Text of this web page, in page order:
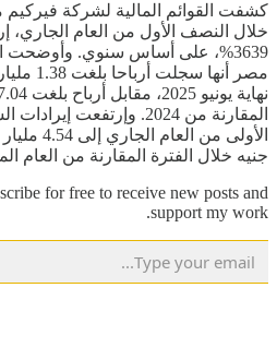
كشفت القوائم المالية لشركة فيركيم
خلال النصف الأول من العام الجاري،
3639%، على أساس سنوي.
مصر
المقارنة من 2024. وإرتفعت
جنيه خلال الفترة المقارنة من العام
for free to receive new posts and
support my work.